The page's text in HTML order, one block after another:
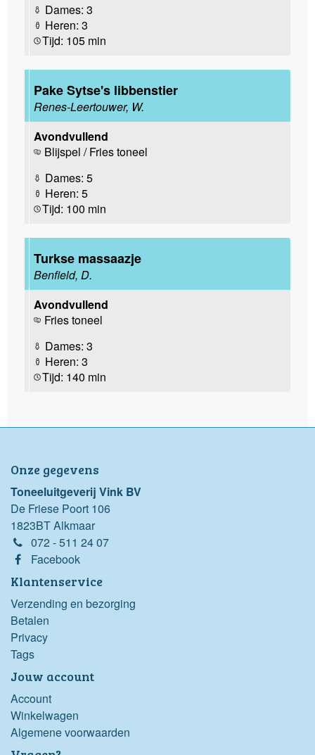
Dames: 3
Heren: 3
Tijd: 105 min
Pake Sytse's libbenstier
Renes-Leertouwer, W.
Avondvullend
Blijspel / Fries toneel
Dames: 5
Heren: 5
Tijd: 100 min
Turkse massaazje
Benfield, D.
Avondvullend
Fries toneel
Dames: 3
Heren: 3
Tijd: 140 min
Onze gegevens
Toneeluitgeverij Vink BV
De Friese Poort 106
1823BT Alkmaar
072 - 511 24 07
Facebook
Klantenservice
Verzending en bezorging
Betalen
Privacy
Tags
Jouw account
Account
Winkelwagen
Algemene voorwaarden